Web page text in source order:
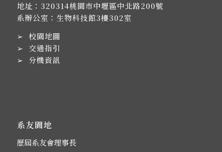
地址： 320314桃園市中壢區中北路200號
系辦公室：生物科技館3樓302室
➢ 校園地圖
➢ 交通指引
➢ 分機資訊
系友園地
歷屆系友會理事長